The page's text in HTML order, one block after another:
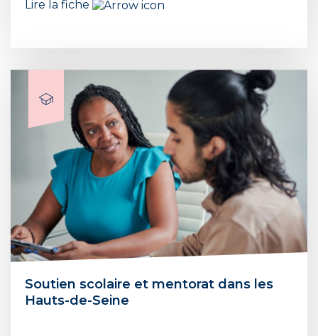
Lire la fiche
Soutien scolaire et mentorat dans les
Hauts-de-Seine